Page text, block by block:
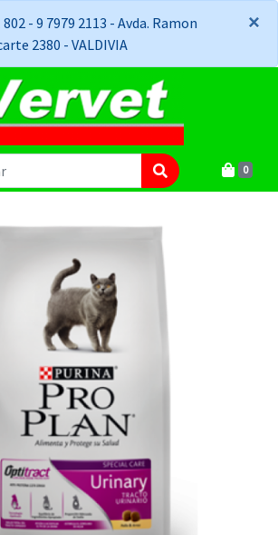
- 9 7979 2113 - Avda. Ramon
2380 - VALDIVIA
×
×
0